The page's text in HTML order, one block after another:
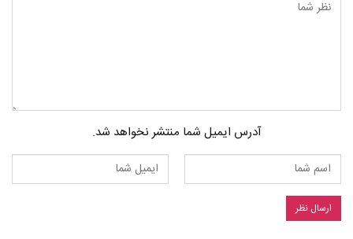
آدرس ایمیل شما منتشر نخواهد شد.